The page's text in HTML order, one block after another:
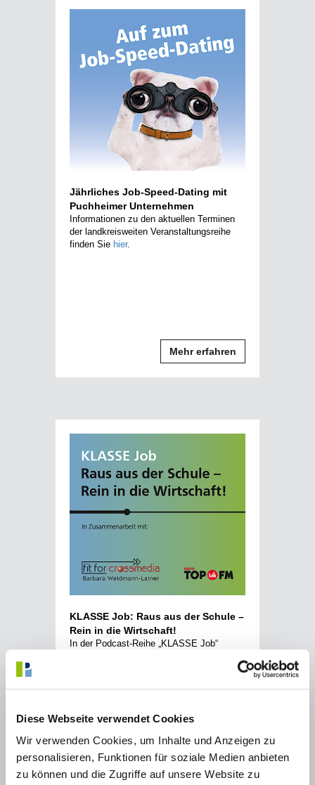
Diese Webseite verwendet Cookies
Wir verwenden Cookies, um Inhalte und Anzeigen zu
personalisieren, Funktionen für soziale Medien anbieten
zu können und die Zugriffe auf unsere Website zu
Jährliches Job-Speed-Dating mit
Puchheimer Unternehmen
Informationen zu den aktuellen Terminen
der landkreisweiten Veranstaltungsreihe
finden Sie hier.
Mehr erfahren
KLASSE Job: Raus aus der Schule –
Rein in die Wirtschaft!
In der Podcast-Reihe „KLASSE Job“
Mehr erfahren